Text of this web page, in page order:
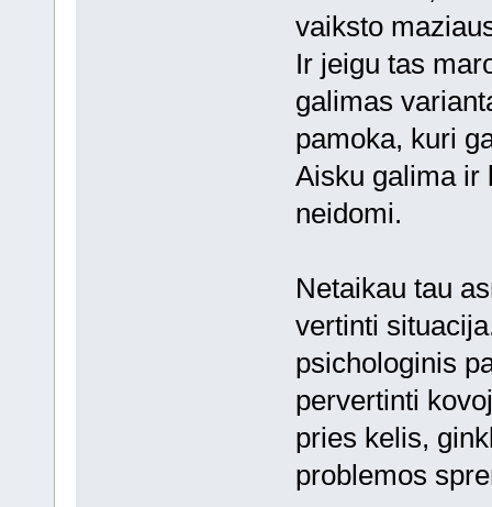
vaiksto
Ir jeigu tas
galimas
pamoka, kuri
Aisku galima ir
neidomi.
Netaikau tau
vertinti
psichologinis
pervertinti
pries kelis,
problemos